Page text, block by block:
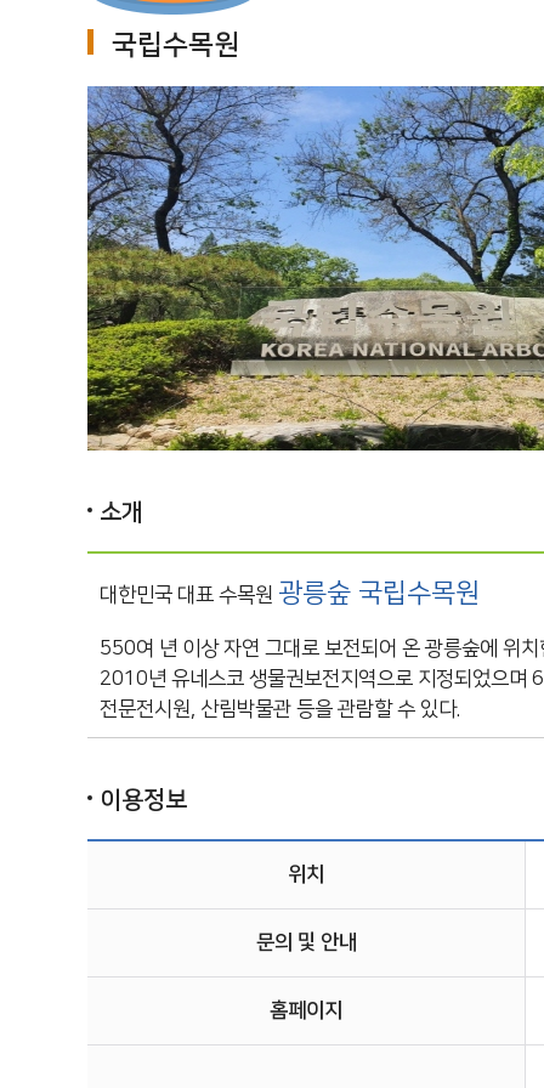
국립수목원
소개
대한민국 대표 수목원 광릉숲 국립수목원
550여 년 이상 자연 그대로 보전되어 온 광릉숲에 위
2010년 유네스코 생물권보전지역으로 지정되었으며
전문전시원, 산림박물관 등을 관람할 수 있다.
이용정보
위치
문의 및 안내
홈페이지